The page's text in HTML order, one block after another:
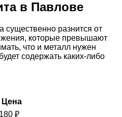
в Павлове
существенно разнится от
которые превышают
что и металл нужен
содержать каких-либо
Цена
180 ₽